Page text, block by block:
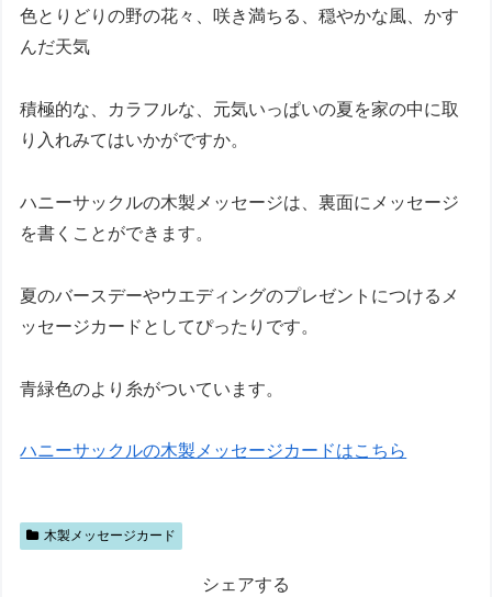
色とりどりの野の花々、咲き満ちる、穏やかな風、かす
んだ天気
積極的な、カラフルな、元気いっぱいの夏を家の中に取
り入れみてはいかがですか。
ハニーサックルの木製メッセージは、裏面にメッセージ
を書くことができます。
夏のバースデーやウエディングのプレゼントにつけるメ
ッセージカードとしてぴったりです。
青緑色のより糸がついています。
ハニーサックルの木製メッセージカードはこちら
木製メッセージカード
シェアする